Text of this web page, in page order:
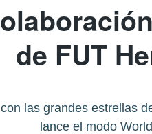
de FUT
las grandes estrellas
lance el modo